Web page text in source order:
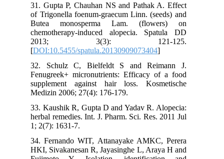
31. Gupta P, Chauhan NS and Pathak A. Effect
of Trigonella foenum-graecum Linn. (seeds) and
Butea monosperma Lam. (flowers) on
chemotherapy-induced alopecia. Spatula DD
2013; 3(3): 121-125.
[DOI:10.5455/spatula.20130909073404
32. Schulz C, Bielfeldt S and Reimann J.
Fenugreek+ micronutrients: Efficacy of a food
supplement against hair loss. Kosmetische
Medizin 2006; 27(4): 176-179.
33. Kaushik R, Gupta D and Yadav R. Alopecia:
herbal remedies. Int. J. Pharm. Sci. Res. 2011 Jul
1; 2(7): 1631-7.
34. Fernando WIT, Attanayake AMKC, Perera
HKI, Sivakanesan R, Jayasinghe L, Araya H and